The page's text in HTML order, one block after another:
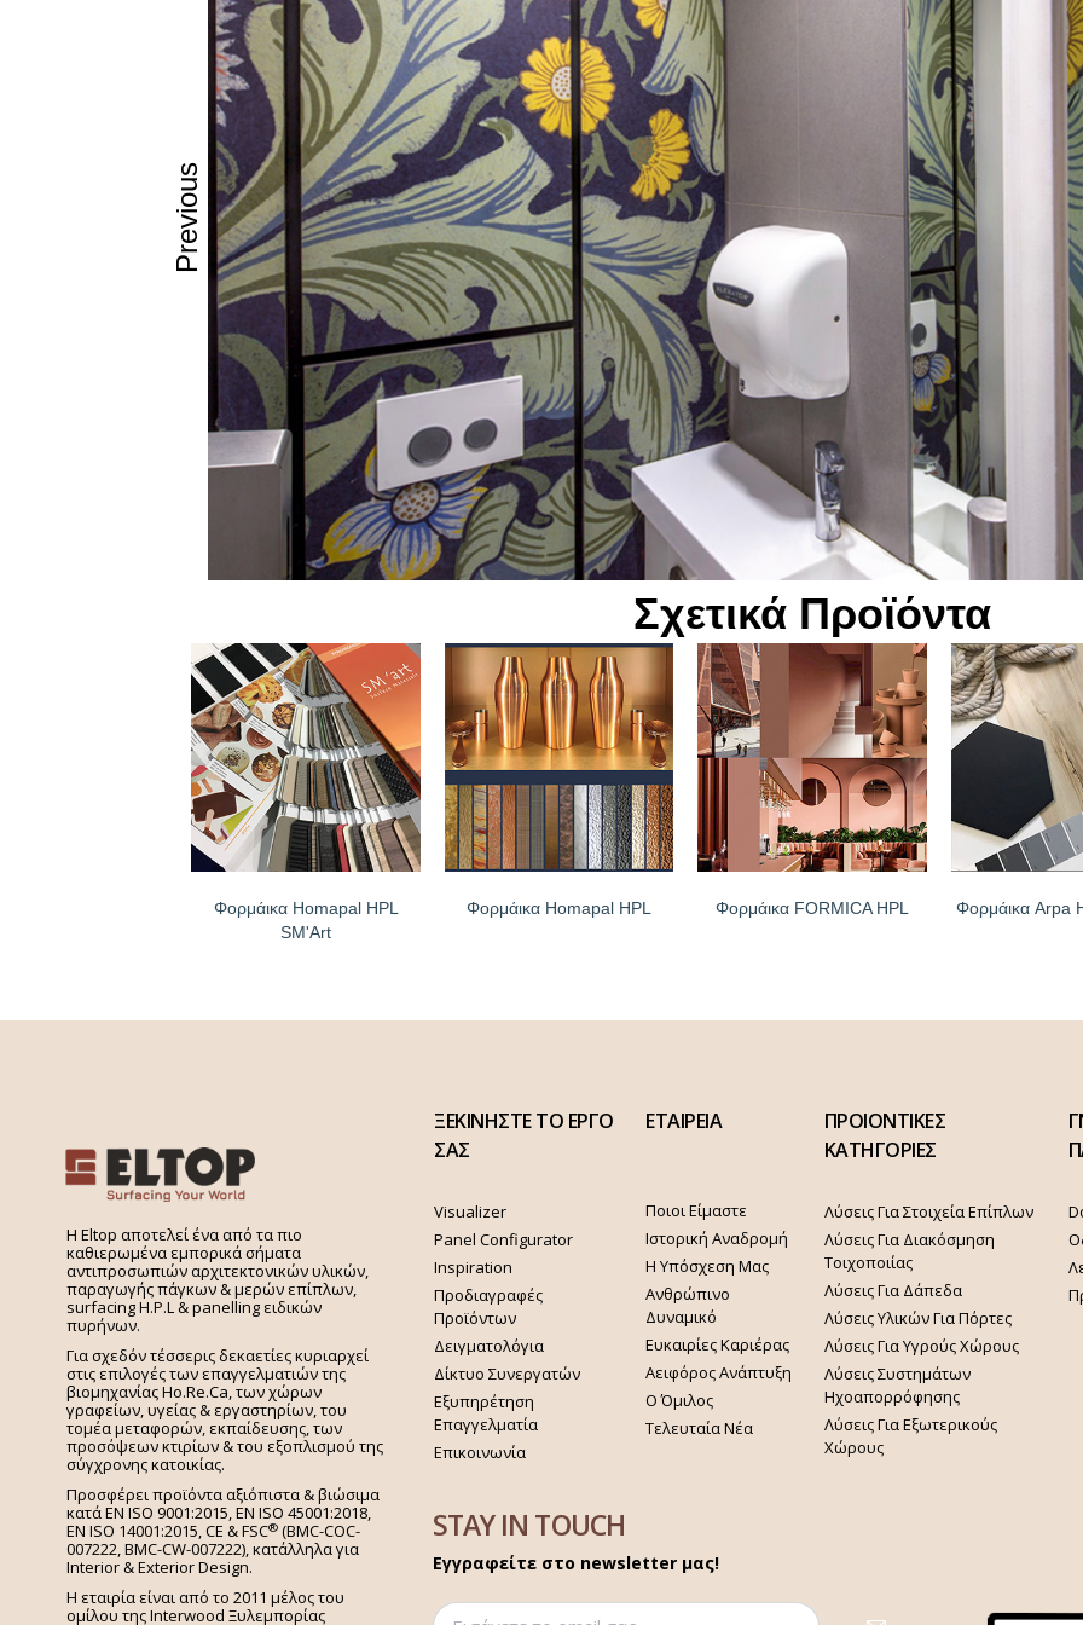
Previous
Σχετικά Προϊόντα
Φορμάικα Homapal HPL
SM'Art
Φορμάικα Homapal HPL Φορμάικα FORMICA HPL Φορμάικα Arpa
H Eltop αποτελεί ένα από τα πιο
καθιερωμένα εμπορικά σήματα
αντιπροσωπιών αρχιτεκτονικών υλικών,
παραγωγής πάγκων & μερών επίπλων,
surfacing H.P.L & panelling ειδικών
πυρήνων.
Για σχεδόν τέσσερις δεκαετίες κυριαρχεί
στις επιλογές των επαγγελματιών της
βιομηχανίας Ho.Re.Ca, των χώρων
γραφείων, υγείας & εργαστηρίων, του
τομέα μεταφορών, εκπαίδευσης, των
προσόψεων κτιρίων & του εξοπλισμού της
σύγχρονης κατοικίας.
Προσφέρει προϊόντα αξιόπιστα & βιώσιμα
κατά EN ISO 9001:2015, EN ISO 45001:2018,
EN ISO 14001:2015,CE & FSC® (BMC-COC-
007222, BMC-CW-007222), κατάλληλα για
Interior & Exterior Design.
Η εταιρία είναι από το 2011 μέλος του
ομίλου της Interwood Ξυλεμπορίας
ΞΕΚΙΝΗΣΤΕ ΤΟ ΕΡΓΟ
ΣΑΣ
Visualizer
Panel Configurator
Inspiration
Προδιαγραφές
Προϊόντων
Δειγματολόγια
Δίκτυο Συνεργατών
Εξυπηρέτηση
Επαγγελματία
Επικοινωνία
ΕΤΑΙΡΕΙΑ
Ποιοι Είμαστε
Ιστορική Αναδρομή
Η Υπόσχεση Μας
Ανθρώπινο
Δυναμικό
Ευκαιρίες Καριέρας
Αειφόρος Ανάπτυξη
Ο Όμιλος
Τελευταία Νέα
ΠΡΟΙΟΝΤΙΚΕΣ
ΚΑΤΗΓΟΡΙΕΣ
Λύσεις Για Στοιχεία Επίπλων
Λύσεις Για Διακόσμηση
Τοιχοποιίας
Λύσεις Για Δάπεδα
Λύσεις Υλικών Για Πόρτες
Λύσεις Για Υγρούς Χώρους
Λύσεις Συστημάτων
Ηχοαπορρόφησης
Λύσεις Για Εξωτερικούς
Χώρους
STAY IN TOUCH
Εγγραφείτε στο newsletter μας!